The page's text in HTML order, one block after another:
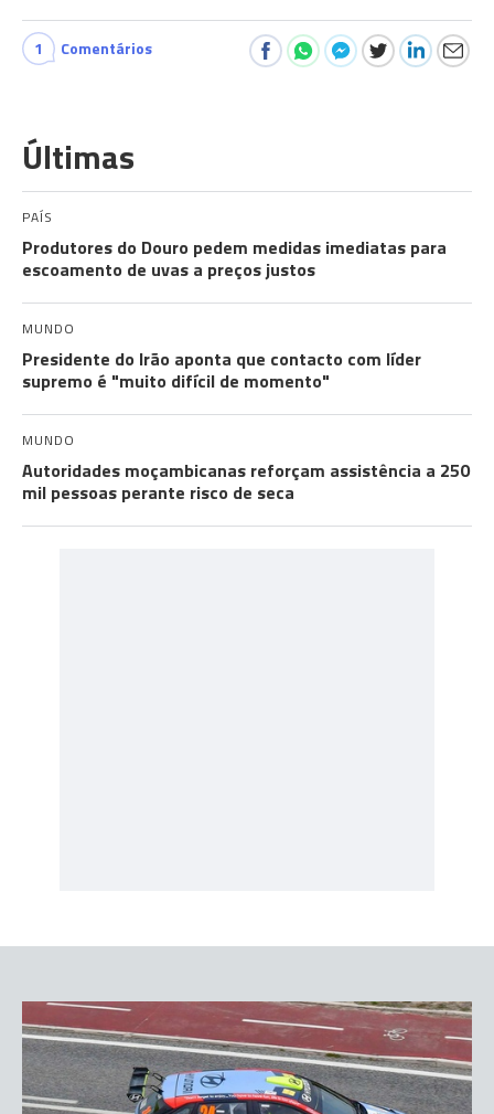
1 Comentários
Últimas
PAÍS
Produtores do Douro pedem medidas imediatas para
escoamento de uvas a preços justos
MUNDO
Presidente do Irão aponta que contacto com líder
supremo é "muito difícil de momento"
MUNDO
Autoridades moçambicanas reforçam assistência a 250
mil pessoas perante risco de seca